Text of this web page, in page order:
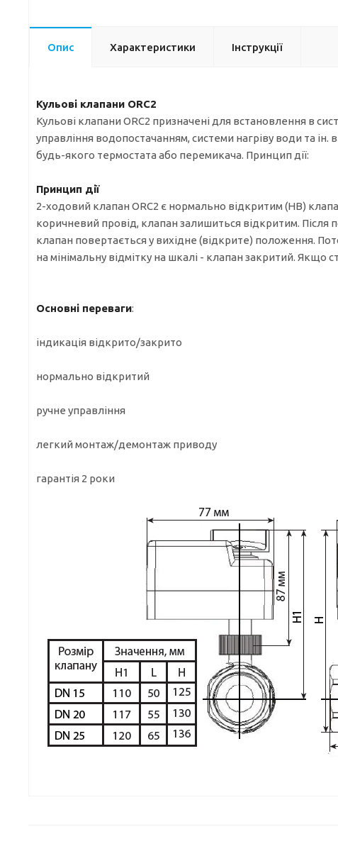
Опис Характеристики Інструкції
Кульові клапани ORC2
Кульові клапани ORC2 призначені для встановлення в
управління водопостачанням, системи нагріву води та
будь-якого термостата або перемикача. Принцип дії:
Принцип дії
2-ходовий клапан ORC2 є нормально відкритим (НВ)
коричневий провід, клапан залишиться відкритим. Після
клапан повертається у вихідне (відкрите) положення.
на мінімальну відмітку на шкалі - клапан закритий. Якщо
Основні переваги:
індикація відкрито/закрито
нормально відкритий
ручне управління
легкий монтаж/демонтаж приводу
гарантія 2 роки